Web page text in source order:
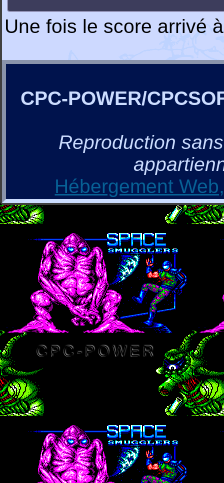
Une fois le score arrivé
CPC-POWER/
Reproduction
Hébergement